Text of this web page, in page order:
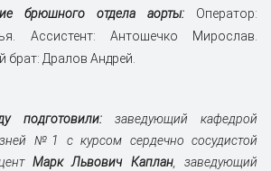
брюшного отдела аорты: Оператор:
Ассистент: Антошечко Мирослав.
брат: Дралов Андрей.
подготовили:
заведующий кафедрой
№1 с курсом сердечно сосудистой
Марк Львович Каплан, заведующий